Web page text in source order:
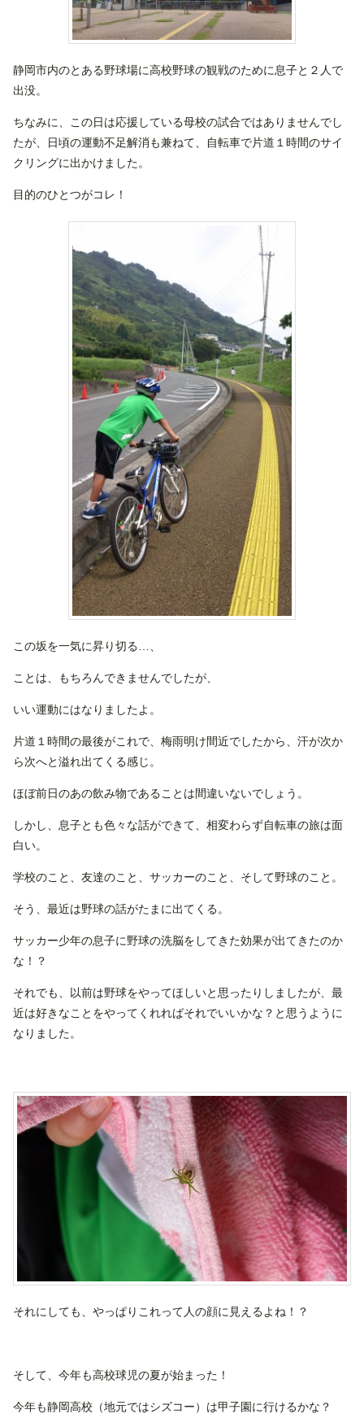
静岡市内のとある野球場に高校野球の観戦のために息子と２人で
出没。
ちなみに、この日は応援している母校の試合ではありませんでし
たが、日頃の運動不足解消も兼ねて、自転車で片道１時間のサイ
クリングに出かけました。
目的のひとつがコレ！
この坂を一気に昇り切る…、
ことは、もちろんできませんでしたが、
いい運動にはなりましたよ。
片道１時間の最後がこれで、梅雨明け間近でしたから、汗が次か
ら次へと溢れ出てくる感じ。
ほぼ前日のあの飲み物であることは間違いないでしょう。
しかし、息子とも色々な話ができて、相変わらず自転車の旅は面
白い。
学校のこと、友達のこと、サッカーのこと、そして野球のこと。
そう、最近は野球の話がたまに出てくる。
サッカー少年の息子に野球の洗脳をしてきた効果が出てきたのか
な！？
それでも、以前は野球をやってほしいと思ったりしましたが、最
近は好きなことをやってくれればそれでいいかな？と思うように
なりました。
それにしても、やっぱりこれって人の顔に見えるよね！？
そして、今年も高校球児の夏が始まった！
今年も静岡高校（地元ではシズコー）は甲子園に行けるかな？